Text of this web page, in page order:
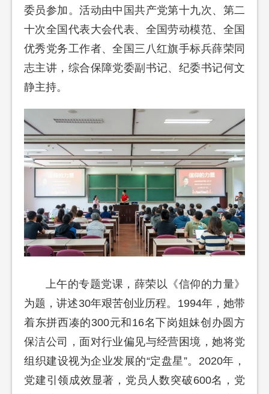
委员参加。活动由中 国共产党第十九次、第二
十次全国代表大会代表、全国劳动模范、全国
优秀党务工作者、全国三八红旗手标兵薛荣同
志主讲，综合保障党委副书记、纪委书记何文
静主持。
上午的专题党课，薛荣以《信仰的力量》
为题，讲述30年艰苦创业历程。1994年，她带
着东拼西凑的300元和16名下岗姐妹创办圆方
保洁公司，面对行业偏见与经营困境，她将党
组织建设视为企业发展的“定盘星”。2020年，
党建引领成效显著，党员人数突破600名，党